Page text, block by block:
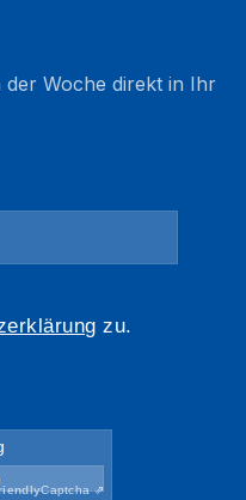
der Woche direkt in Ihr